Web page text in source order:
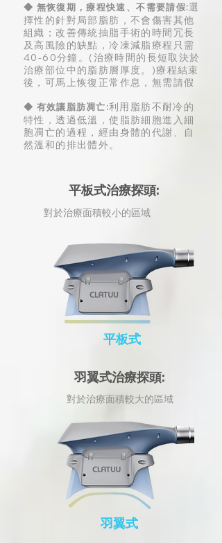
◆ 無恢復期，療程快速、不需要請假:選
擇性的針對局部脂肪，不會傷害其他
組織； 改善傳統抽脂手術的時間冗長
及高風險的缺點，冷凍減脂療程只需
40-60分鐘。(治療時間的長短取決於
治療部位中的脂肪層厚度。)療程結束
後，可馬上恢復正常作息，無需請假
◆ 有效讓脂肪凋亡:利用脂肪不耐冷的
特性，透過低溫，使脂肪細胞進入細
胞凋亡的過程，經由身體的代謝、自
然溫和的排出體外。
平板式治療探頭:
對於治療面積較小的區域
平板式
羽翼式治療探頭:
對於治療面積較大的區域
羽翼式